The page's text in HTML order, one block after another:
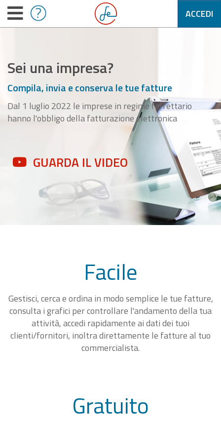
ACCEDI
Sei una impresa?
Compila, invia e conserva le tue fatture
Dal 1 luglio 2022 le imprese in regime forfettario
hanno l'obbligo della fatturazione elettronica
GUARDA IL VIDEO
Facile
Gestisci, cerca e ordina in modo semplice le tue fatture,
consulta i grafici per controllare l'andamento della tua
attività, accedi rapidamente ai dati dei tuoi
clienti/fornitori, inoltra direttamente le fatture al tuo
commercialista.
Gratuito